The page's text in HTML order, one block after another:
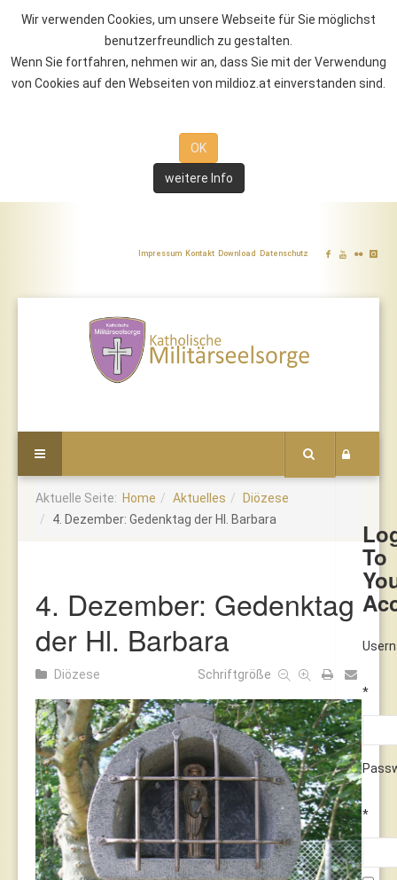
Wir verwenden Cookies, um unsere Webseite für Sie möglichst
benutzerfreundlich zu gestalten.
Wenn Sie fortfahren, nehmen wir an, dass Sie mit der Verwendung
von Cookies auf den Webseiten von mildioz.at einverstanden sind.
OK
weitere Info
Impressum Kontakt Download Datenschutz
To
*
*
Aktuelle Seite: Home Aktuelles
Diözese
4. Dezember: Gedenktag der Hl. Barbara
4. Dezember: Gedenktag
der Hl. Barbara
Diözese Schriftgröße